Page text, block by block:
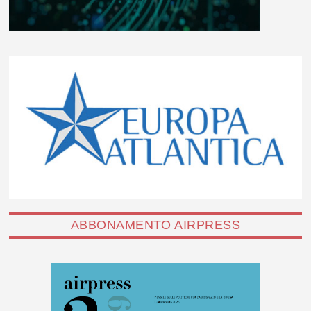
ABBONAMENTO AIRPRESS